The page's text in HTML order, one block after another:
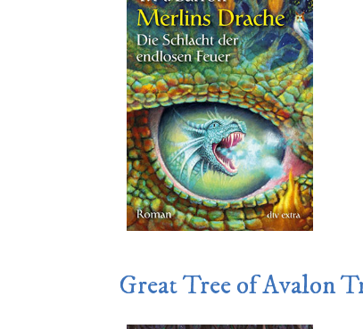
Great Tree of Avalon